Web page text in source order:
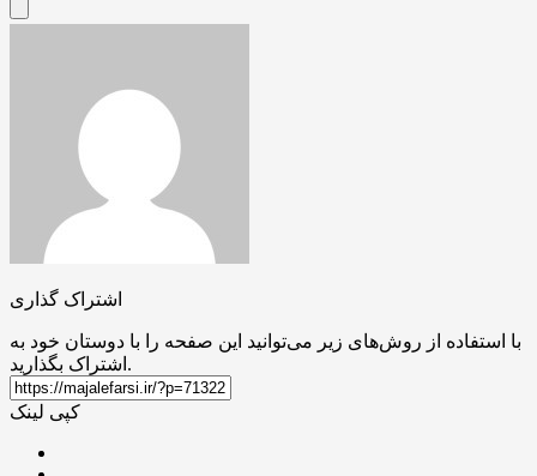
اشتراک گذاری
با استفاده از روش‌های زیر می‌توانید این صفحه را با دوستان خود به
اشتراک بگذارید.
کپی لینک